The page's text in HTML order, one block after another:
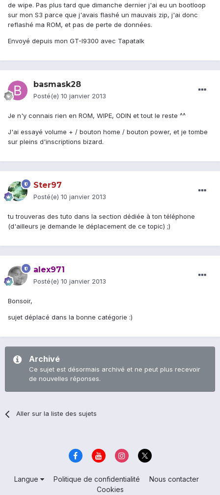
de wipe. Pas plus tard que dimanche dernier j'ai eu un bootloop
sur mon S3 parce que j'avais flashé un mauvais zip, j'ai donc
reflashé ma ROM, et pas de perte de données.
Envoyé depuis mon GT-I9300 avec Tapatalk
basmask28
Posté(e) 10 janvier 2013
Je n'y connais rien en ROM, WIPE, ODIN et tout le reste ^^
J'ai essayé volume + / bouton home / bouton power, et je tombe
sur pleins d'inscriptions bizard.
Ster97
Posté(e) 10 janvier 2013
tu trouveras des tuto dans la section dédiée à ton téléphone
(d'ailleurs je demande le déplacement de ce topic) ;)
alex971
Posté(e) 10 janvier 2013
Bonsoir,
sujet déplacé dans la bonne catégorie :)
Archivé
Ce sujet est désormais archivé et ne peut plus recevoir
de nouvelles réponses.
Aller sur la liste des sujets
Langue Politique de confidentialité
Nous contacter
Cookies